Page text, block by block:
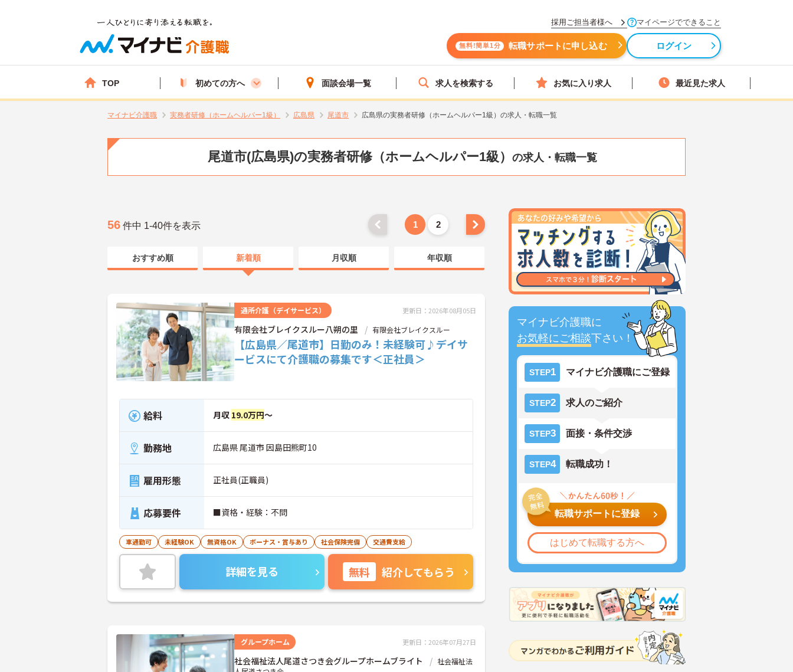
採用ご担当者様へ マイページでできること
無料!簡単1分 転職サポートに申し込む ログイン
TOP 初めての方へ 面談会場一覧 求人を検索する お気に入り求人 最近見た求人
マイナビ介護職 実務者研修（ホームヘルパー1級） 広島県 尾道市 広島県の実務者研修（ホームヘルパー1級）の求人・転職一覧
尾道市(広島県)の実務者研修（ホームヘルパー1級） の求人・転職一覧
マイナビ介護職に
お気軽にご相談下さい！
STEP1 マイナビ介護職にご登録
STEP2 求人のご紹介
STEP3 面接・条件交渉
STEP4 転職成功！
転職サポートに登録
はじめて転職する方へ
56 件中 1-40件を表示 1 2
おすすめ順 新着順 月収順 年収順
通所介護（デイサービス） 更新日：2026年08月05日
有限会社ブレイクスルー八朔の里 有限会社ブレイクスルー
【広島県／尾道市】日勤のみ！未経験可♪デイサ
ービスにて介護職の募集です＜正社員＞
給料 月収 19.0万円～
勤務地 広島県 尾道市 因島田熊町10
雇用形態 正社員(正職員)
応募要件 ■資格・経験：不問
車通勤可 未経験OK 無資格OK ボーナス・賞与あり 社会保険完備 交通費支給
詳細を見る 無料 紹介してもらう
グループホーム 更新日：2026年07月27日
社会福祉法人尾道さつき会グループホームブライト
社会福祉法